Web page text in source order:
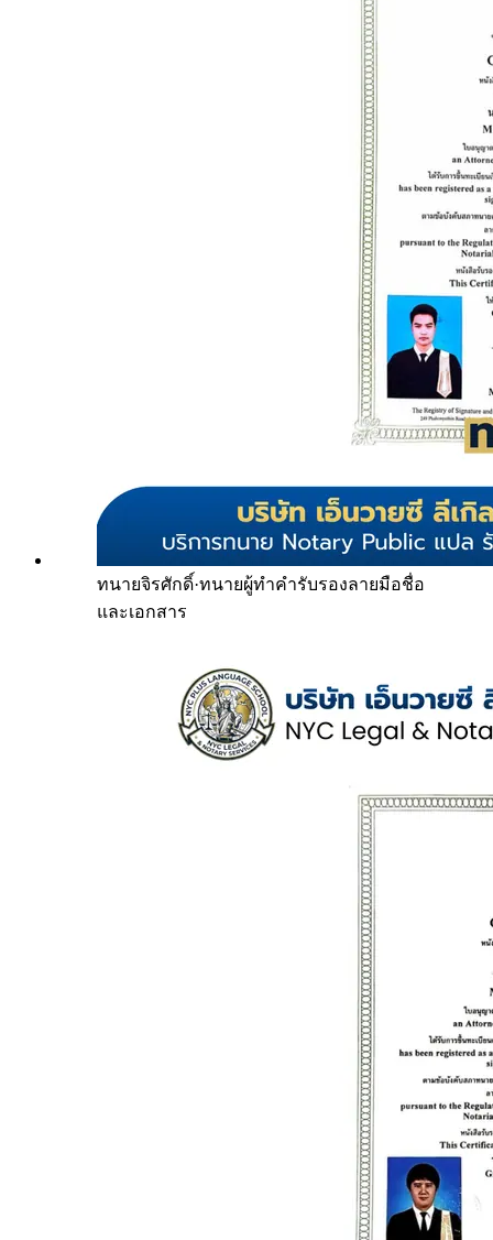
ทนายจิรศักดิ์·ทนายผู้ทำคำรับรองลายมือชื่อ
และเอกสาร